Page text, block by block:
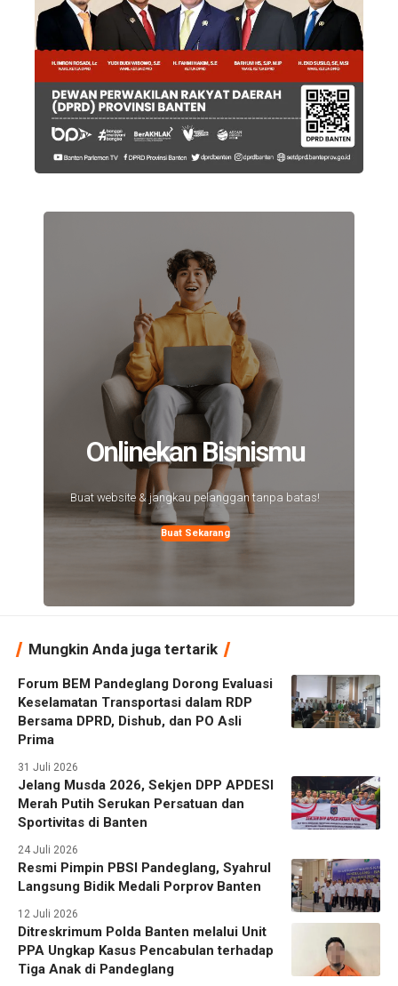
Onlinekan Bisnismu
Buat website & jangkau pelanggan tanpa batas!
Buat Sekarang
Mungkin Anda juga tertarik
Forum BEM Pandeglang Dorong Evaluasi
Keselamatan Transportasi dalam RDP
Bersama DPRD, Dishub, dan PO Asli
Prima
31 Juli 2026
Jelang Musda 2026, Sekjen DPP APDESI
Merah Putih Serukan Persatuan dan
Sportivitas di Banten
24 Juli 2026
Resmi Pimpin PBSI Pandeglang, Syahrul
Langsung Bidik Medali Porprov Banten
12 Juli 2026
Ditreskrimum Polda Banten melalui Unit
PPA Ungkap Kasus Pencabulan terhadap
Tiga Anak di Pandeglang